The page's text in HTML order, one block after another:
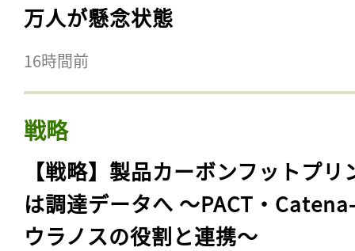
万人が懸念状態
16時間前
戦略
【戦略】製品カーボンフットプリ
は調達データへ 〜PACT・
ウラノスの役割と連携〜